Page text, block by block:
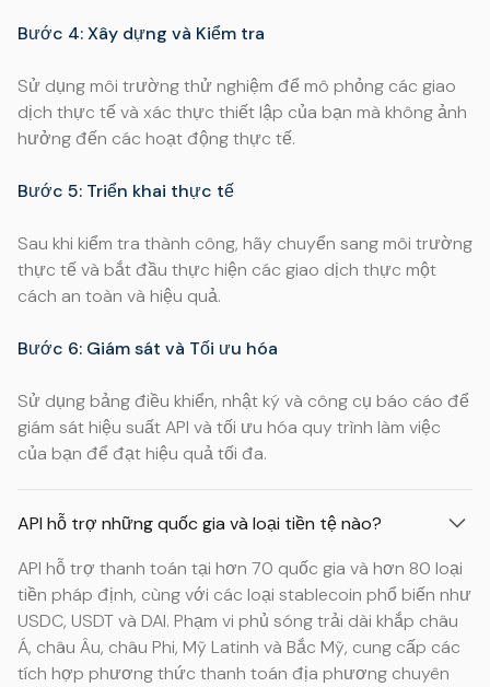
Bước 4: Xây dựng và Kiểm tra
Sử dụng môi trường thử nghiệm để mô phỏng các giao
dịch thực tế và xác thực thiết lập của bạn mà không ảnh
hưởng đến các hoạt động thực tế.
Bước 5: Triển khai thực tế
Sau khi kiểm tra thành công, hãy chuyển sang môi trường
thực tế và bắt đầu thực hiện các giao dịch thực một
cách an toàn và hiệu quả.
Bước 6: Giám sát và Tối ưu hóa
Sử dụng bảng điều khiển, nhật ký và công cụ báo cáo để
giám sát hiệu suất API và tối ưu hóa quy trình làm việc
của bạn để đạt hiệu quả tối đa.
API hỗ trợ những quốc gia và loại tiền tệ nào?
API hỗ trợ thanh toán tại hơn 70 quốc gia và hơn 80 loại
tiền pháp định, cùng với các loại stablecoin phổ biến như
USDC, USDT và DAI. Phạm vi phủ sóng trải dài khắp châu
Á, châu Âu, châu Phi, Mỹ Latinh và Bắc Mỹ, cung cấp các
tích hợp phương thức thanh toán địa phương chuyên